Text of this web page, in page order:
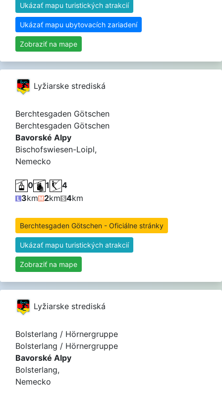
Ukázať mapu turistických atrakcií
Ukázať mapu ubytovacích zariadení
Zobraziť na mape
Lyžiarske strediská
Berchtesgaden Götschen
Berchtesgaden Götschen
Bavorské Alpy
Bischofswiesen-Loipl,
Nemecko
0 1
4
3km 2km 4km
Berchtesgaden Götschen - Oficiálne stránky
Ukázať mapu turistických atrakcií
Zobraziť na mape
Lyžiarske strediská
Bolsterlang / Hörnergruppe
Bolsterlang / Hörnergruppe
Bavorské Alpy
Bolsterlang,
Nemecko